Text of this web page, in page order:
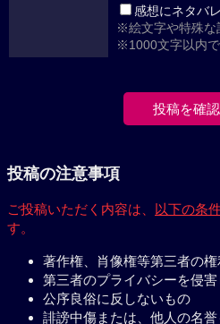
感想にネタバ
※絵文字や特殊な
※1000文字以内で
投稿の注意事項
ご投稿いただく内容は、 以下の条
す。
著作権、肖像権等第三者の
第三者のプライバシーを侵
公序良俗に反しないもの
誹謗中傷または、他人の名